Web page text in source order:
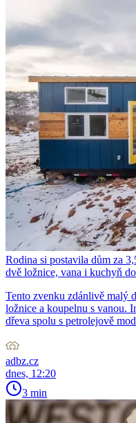
Rodina si postavila dům za
dvě ložnice, vana i kuchyň
Tento zvenku zdánlivě malý
ložnice a koupelnu s vanou.
dřeva spolu s petrolejově
adbz.cz
dnes, 12:20
3 min